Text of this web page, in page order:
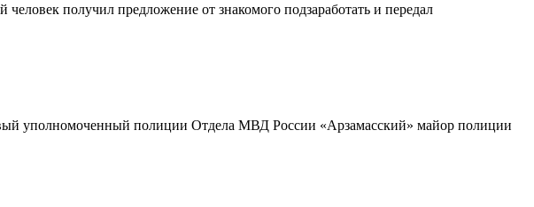
получил предложение от знакомого подзаработать и передал
уполномоченный полиции Отдела МВД России «Арзамасский» майор полиции